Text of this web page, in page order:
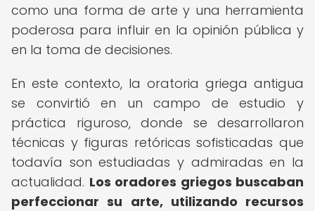
como una forma de arte y una herramienta
poderosa para influir en la opinión pública y
en la toma de decisiones.
En este contexto, la oratoria griega antigua
se convirtió en un campo de estudio y
práctica riguroso, donde se desarrollaron
técnicas y figuras retóricas sofisticadas que
todavía son estudiadas y admiradas en la
actualidad. Los oradores griegos buscaban
perfeccionar su arte, utilizando recursos